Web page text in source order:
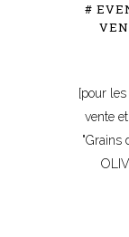
#
[pour
vente
"Grains